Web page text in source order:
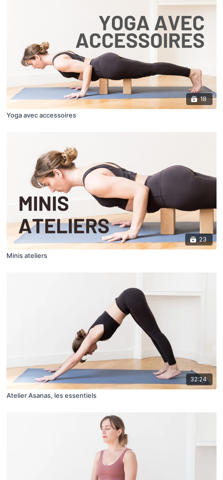
18
Yoga avec accessoires
23
Minis ateliers
32:24
Atelier Asanas, les essentiels